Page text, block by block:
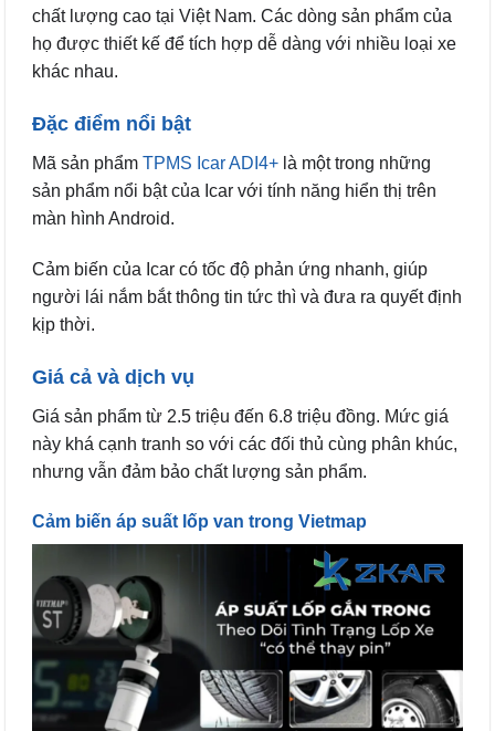
chất lượng cao tại Việt Nam. Các dòng sản phẩm của
họ được thiết kế để tích hợp dễ dàng với nhiều loại xe
khác nhau.
Đặc điểm nổi bật
Mã sản phẩm TPMS Icar ADI4+ là một trong những
sản phẩm nổi bật của Icar với tính năng hiển thị trên
màn hình Android.
Cảm biến của Icar có tốc độ phản ứng nhanh, giúp
người lái nắm bắt thông tin tức thì và đưa ra quyết định
kịp thời.
Giá cả và dịch vụ
Giá sản phẩm từ 2.5 triệu đến 6.8 triệu đồng. Mức giá
này khá cạnh tranh so với các đối thủ cùng phân khúc,
nhưng vẫn đảm bảo chất lượng sản phẩm.
Cảm biến áp suất lốp van trong Vietmap